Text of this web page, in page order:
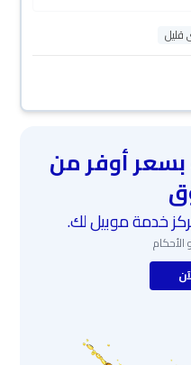
أوفر من
خدمة موبيل لك.